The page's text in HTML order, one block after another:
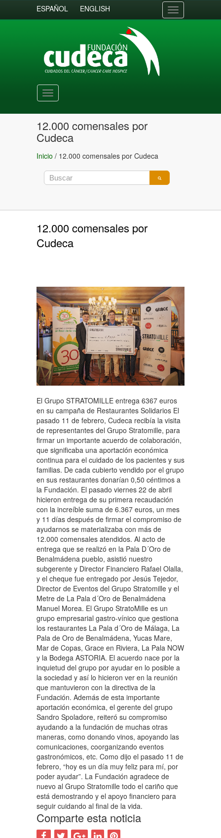
ESPAÑOL ENGLISH
Toggle
navigation
Toggle
navigation
12.000 comensales por
Cudeca
Inicio / 12.000 comensales por Cudeca
12.000 comensales por
Cudeca
El Grupo STRATOMILLE entrega 6367 euros
en su campaña de Restaurantes Solidarios El
pasado 11 de febrero, Cudeca recibía la visita
de representantes del Grupo Stratomille, para
firmar un importante acuerdo de colaboración,
que significaba una aportación económica
continua para el cuidado de los pacientes y sus
familias. De cada cubierto vendido por el grupo
en sus restaurantes donarían 0,50 céntimos a
la Fundación. El pasado viernes 22 de abril
hicieron entrega de su primera recaudación
con la increíble suma de 6.367 euros, un mes
y 11 días después de firmar el compromiso de
ayudarnos se materializaba con más de
12.000 comensales atendidos. Al acto de
entrega que se realizó en la Pala D´Oro de
Benalmádena pueblo, asistió nuestro
subgerente y Director Financiero Rafael Olalla,
y el cheque fue entregado por Jesús Tejedor,
Director de Eventos del Grupo Stratomille y el
Metre de La Pala d´Oro de Benalmádena
Manuel Morea. El Grupo StratoMille es un
grupo empresarial gastro-vínico que gestiona
los restaurantes La Pala d´Oro de Málaga, La
Pala de Oro de Benalmádena, Yucas Mare,
Mar de Copas, Grace en Riviera, La Pala NOW
y la Bodega ASTORIA. El acuerdo nace por la
inquietud del grupo por ayudar en lo posible a
la sociedad y así lo hicieron ver en la reunión
que mantuvieron con la directiva de la
Fundación. Además de esta importante
aportación económica, el gerente del grupo
Sandro Spoladore, reiteró su compromiso
ayudando a la fundación de muchas otras
maneras, como donando vinos, apoyando las
comunicaciones, coorganizando eventos
gastronómicos, etc. Como dijo el pasado 11 de
febrero, “hoy es un día muy feliz para mí, por
poder ayudar”. La Fundación agradece de
nuevo al Grupo Stratomille todo el cariño que
está demostrando y el apoyo financiero para
seguir cuidando al final de la vida.
Comparte esta noticia